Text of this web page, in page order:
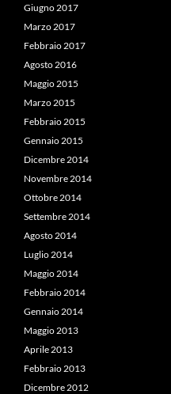
Giugno 2017
Marzo 2017
Febbraio 2017
Agosto 2016
Maggio 2015
Marzo 2015
Febbraio 2015
Gennaio 2015
Dicembre 2014
Novembre 2014
Ottobre 2014
Settembre 2014
Agosto 2014
Luglio 2014
Maggio 2014
Febbraio 2014
Gennaio 2014
Maggio 2013
Aprile 2013
Febbraio 2013
Dicembre 2012